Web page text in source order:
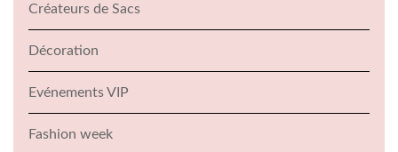
Créateurs de Sacs
Décoration
Evénements VIP
Fashion week